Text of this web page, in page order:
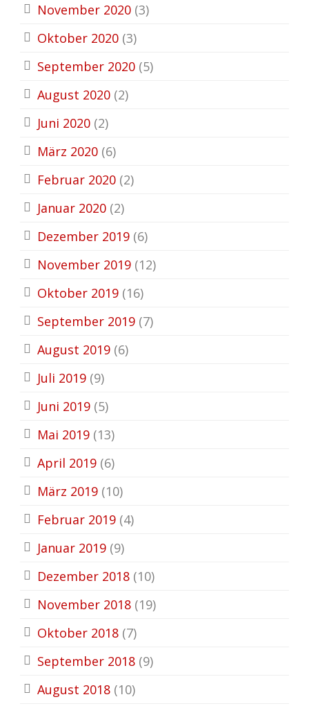
November 2020 (3)
Oktober 2020 (3)
September 2020 (5)
August 2020 (2)
Juni 2020 (2)
März 2020 (6)
Februar 2020 (2)
Januar 2020 (2)
Dezember 2019 (6)
November 2019 (12)
Oktober 2019 (16)
September 2019 (7)
August 2019 (6)
Juli 2019 (9)
Juni 2019 (5)
Mai 2019 (13)
April 2019 (6)
März 2019 (10)
Februar 2019 (4)
Januar 2019 (9)
Dezember 2018 (10)
November 2018 (19)
Oktober 2018 (7)
September 2018 (9)
August 2018 (10)